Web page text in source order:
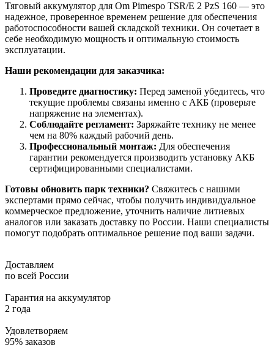
Тяговый аккумулятор для Om Pimespo TSR/E 2 PzS 160 — это
надежное, проверенное временем решение для обеспечения
работоспособности вашей складской техники. Он сочетает в
себе необходимую мощность и оптимальную стоимость
эксплуатации.
Наши рекомендации для заказчика:
Проведите диагностику: Перед заменой убедитесь, что
текущие проблемы связаны именно с АКБ (проверьте
напряжение на элементах).
Соблюдайте регламент: Заряжайте технику не менее
чем на 80% каждый рабочий день.
Профессиональный монтаж: Для обеспечения
гарантии рекомендуется производить установку АКБ
сертифицированными специалистами.
Готовы обновить парк техники? Свяжитесь с нашими
экспертами прямо сейчас, чтобы получить индивидуальное
коммерческое предложение, уточнить наличие литиевых
аналогов или заказать доставку по России. Наши специалисты
помогут подобрать оптимальное решение под ваши задачи.
Доставляем
по всей России
Гарантия на аккумулятор
2 года
Удовлетворяем
95% заказов